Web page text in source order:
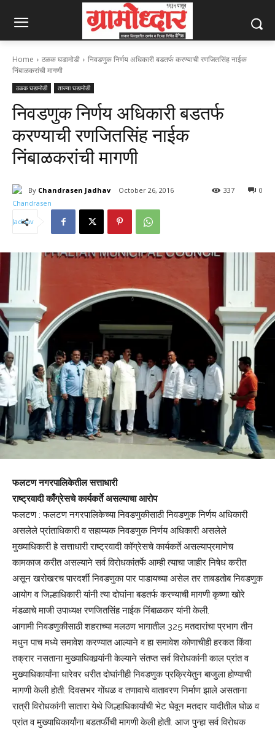
Home ठळक घडामोडी
निवडणुक निर्णय अधिकारी बडतर्फ करण्याची रणजितसिंह नाईक
निंबाळकरांची मागणी
ठळक घडामोडी ताज्या घडामोडी
निवडणुक निर्णय अधिकारी बडतर्फ
करण्याची रणजितसिंह नाईक
निंबाळकरांची मागणी
By Chandrasen Jadhav October 26, 2016 0
337
फलटण नगरपालिकेतील सत्ताधारी
राष्ट्रवादी काँग्रेसचे कार्यकर्ते असल्याचा आरोप
फलटण : फलटण नगरपालिकेच्या निवडणुकीसाठी निवडणुक निर्णय अधिकारी
असलेले प्रांताधिकारी व सहाय्यक निवडणुक निर्णय अधिकारी असलेले
मुख्याधिकारी हे सत्ताधारी राष्ट्रवादी कॉग्रेसचे कार्यकर्ते असल्याप्रमाणेच
कामकाज करीत असल्याने सर्व विरोधकांतर्फे आम्ही त्याचा जाहीर निषेध करीत
असून खरोखरच पारदर्शी निवडणुका पार पाडायच्या असेल तर ताबडतोब निवडणुक
आयोग व जिल्हाधिकारी यांनी त्या दोघांना बडतर्फ करण्याची मागणी कृष्णा खोरे
मंडळाचे माजी उपाध्यक्ष रणजितसिंह नाईक निंबाळकर यांनी केली.
आगामी निवडणुकीसाठी शहराच्या मलठण भागातील 325 मतदारांचा प्रभाग तीन
मधुन पाच मध्ये समावेश करण्यात आल्याने व हा समावेश कोणाचीही हरकत किंवा
तक्रार नसताना मुख्याधिकार्‍यांनी केल्याने संतप्त सर्व विरोधकांनी काल प्रांत व
मुख्याधिकार्यांना धारेवर धरीत दोघांनीही निवडणुक प्रक्रियेतुन बाजुला होण्याची
मागणी केली होती. दिवसभर गोंधळ व तणावाचे वातावरण निर्माण झाले असताना
रात्री विरोधकांनी सातारा येथे जिल्हाधिकार्यांची भेट घेवून मतदार यादीतील घोळ व
प्रांत व मुख्याधिकार्यांना बडतर्फीची मागणी केली होती. आज पुन्हा सर्व विरोधक